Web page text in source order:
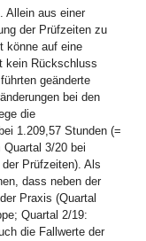
Allein aus einer
der Prüfzeiten zu
könne auf eine
kein Rückschluss
geänderte
bei den
die
1.209,57 Stunden (=
3/20 bei
Prüfzeiten). Als
dass neben der
Praxis (Quartal
Quartal 2/19:
die Fallwerte der